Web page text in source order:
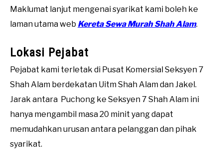
Maklumat lanjut mengenai syarikat kami boleh ke
laman utama web Kereta Sewa Murah Shah Alam.
Lokasi Pejabat
Pejabat kami terletak di Pusat Komersial Seksyen 7
Shah Alam berdekatan Uitm Shah Alam dan Jakel.
Jarak antara Puchong ke Seksyen 7 Shah Alam ini
hanya mengambil masa 20 minit yang dapat
memudahkan urusan antara pelanggan dan pihak
syarikat.